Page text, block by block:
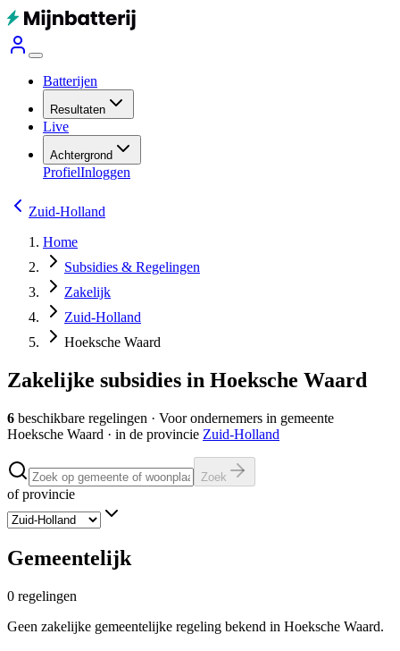
Batterijen
Resultaten
Live
Achtergrond
ProfielInloggen
Zuid-Holland
Home
Subsidies & Regelingen
Zakelijk
Zuid-Holland
Hoeksche Waard
Zakelijke subsidies in Hoeksche Waard
6 beschikbare regelingen · Voor ondernemers in gemeente
Hoeksche Waard · in de provincie Zuid-Holland
Zoek
of provincie
Gemeentelijk
0 regelingen
Geen zakelijke gemeentelijke regeling bekend in Hoeksche Waard.